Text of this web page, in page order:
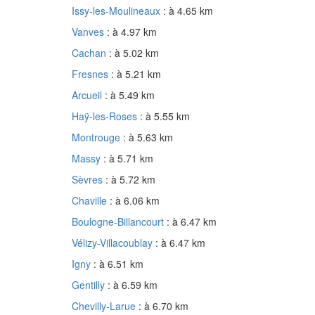
Issy-les-Moulineaux : à 4.65 km
Vanves : à 4.97 km
Cachan : à 5.02 km
Fresnes : à 5.21 km
Arcueil : à 5.49 km
Haÿ-les-Roses : à 5.55 km
Montrouge : à 5.63 km
Massy : à 5.71 km
Sèvres : à 5.72 km
Chaville : à 6.06 km
Boulogne-Billancourt : à 6.47 km
Vélizy-Villacoublay : à 6.47 km
Igny : à 6.51 km
Gentilly : à 6.59 km
Chevilly-Larue : à 6.70 km